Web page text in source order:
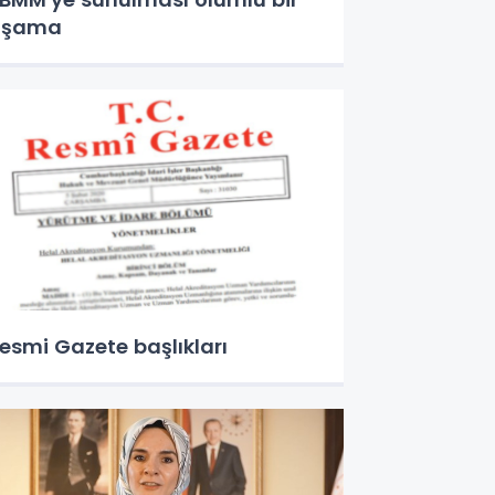
Gazete başlıkları